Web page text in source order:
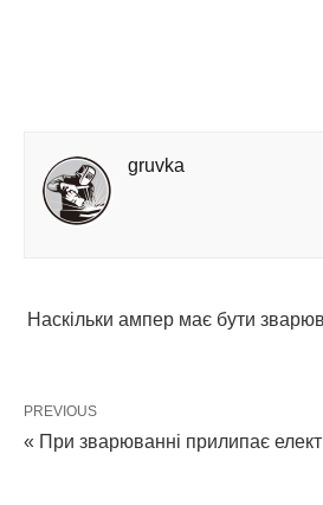
gruvka
Наскільки ампер має бути
PREVIOUS
« При зварюванні прилипає